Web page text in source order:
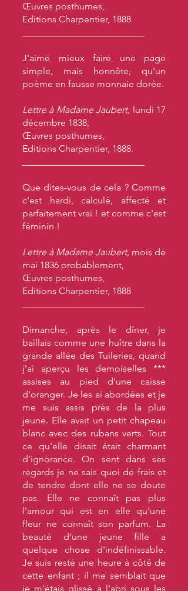
Œuvres posthumes,
Editions Charpentier, 1888
J'aime mieux faire une page
simple, mais honnête, qu'un
poème en fausse monnaie dorée.
Lettre à Madame Jaubert, lundi 17
décembre 1838,
Œuvres posthumes,
Editions Charpentier, 1888.
Que dites-vous de cela ? Comme
c'est hardi, calculé, affecté et
parfaitement vrai ! et comme c'est
féminin !
Lettre à Madame Jaubert, mois de
mai 1836 probablement,
Œuvres posthumes,
Editions Charpentier, 1888
Dimanche, après le dîner, je
baîllais comme une huître dans la
grande allée des Tuileries, quand
j'ai aperçu les demoiselles ***
assises au pied d'une caisse
d'oranger. Je les ai abordées et je
me suis assis près de la plus
jeune. Elle avait un petit chapeau
blanc avec des rubans verts. Tout
ce qu'elle disait était charmant
d'ignorance. On sent dans ses
regards je ne sais quoi de frais et
de tendre dont elle ne se doute
pas. Elle ne connaît pas plus
l'amour qui est en elle qu'une
fleur ne connaît son parfum. La
beauté d'une jeune fille a
quelque chose d'indéfinissable.
Je suis resté une heure à côté de
cette enfant ; il me semblait que
je m'étais glissé à l'abri sous les